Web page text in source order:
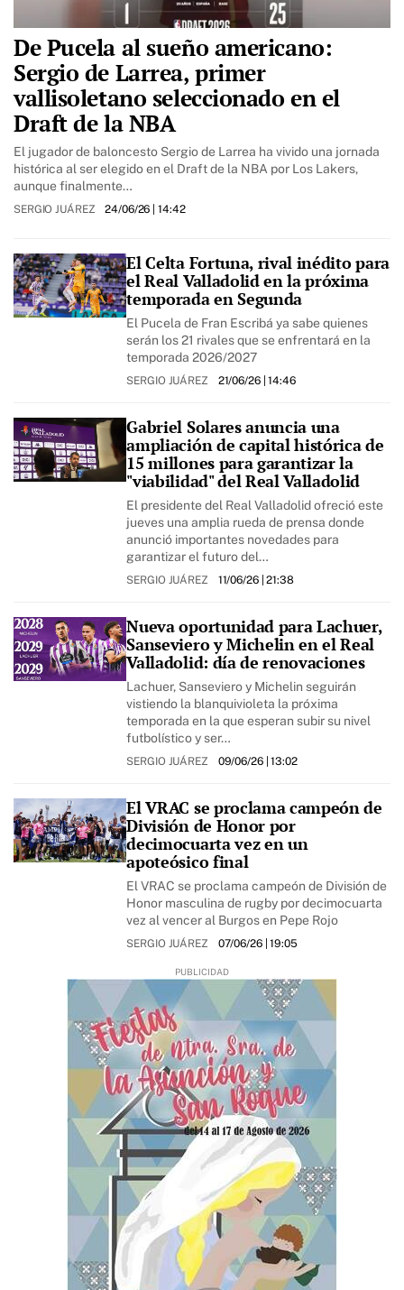
De Pucela al sueño americano:
Sergio de Larrea, primer
vallisoletano seleccionado en el
Draft de la NBA
El jugador de baloncesto Sergio de Larrea ha vivido una jornada
histórica al ser elegido en el Draft de la NBA por Los Lakers,
aunque finalmente…
SERGIO JUÁREZ 24/06/26 | 14:42
El Celta Fortuna, rival inédito para
el Real Valladolid en la próxima
temporada en Segunda
El Pucela de Fran Escribá ya sabe quienes
serán los 21 rivales que se enfrentará en la
temporada 2026/2027
SERGIO JUÁREZ 21/06/26| 14:46
Gabriel Solares anuncia una
ampliación de capital histórica de
15 millones para garantizar la
"viabilidad" del Real Valladolid
El presidente del Real Valladolid ofreció este
jueves una amplia rueda de prensa donde
anunció importantes novedades para
garantizar el futuro del…
SERGIO JUÁREZ 11/06/26| 21:38
Nueva oportunidad para Lachuer,
Sanseviero y Michelin en el Real
Valladolid: día de renovaciones
Lachuer, Sanseviero y Michelin seguirán
vistiendo la blanquivioleta la próxima
temporada en la que esperan subir su nivel
futbolístico y ser…
SERGIO JUÁREZ 09/06/26| 13:02
El VRAC se proclama campeón de
División de Honor por
decimocuarta vez en un
apoteósico final
El VRAC se proclama campeón de División de
Honor masculina de rugby por decimocuarta
vez al vencer al Burgos en Pepe Rojo
SERGIO JUÁREZ 07/06/26| 19:05